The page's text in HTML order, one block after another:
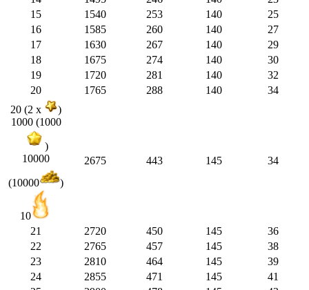
15
1540 253 140
25
16
1585 260 140
27
17
1630 267 140
29
18
1675 274 140
30
19
1720 281 140
32
20
1765 288 140
34
20 (2 x
)
1000 (1000
)
10000
(10000 )
10
2675 443 145 34
21 2720 450 145
36
22
2765 457 145
38
23
2810 464 145
39
24
2855 471 145
41